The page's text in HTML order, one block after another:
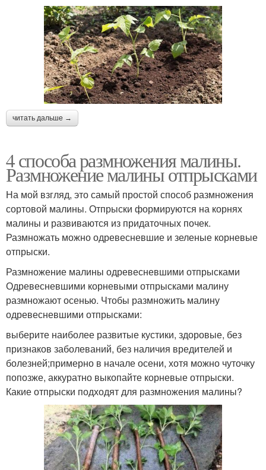
читать дальше →
4 способа размножения малины.
Размножение малины отпрысками
На мой взгляд, это самый простой способ размножения
сортовой малины. Отпрыски формируются на корнях
малины и развиваются из придаточных почек.
Размножать можно одревесневшие и зеленые корневые
отпрыски.
Размножение малины одревесневшими отпрысками
Одревесневшими корневыми отпрысками малину
размножают осенью. Чтобы размножить малину
одревесневшими отпрысками:
выберите наиболее развитые кустики, здоровые, без
признаков заболеваний, без наличия вредителей и
болезней;примерно в начале осени, хотя можно чуточку
попозже, аккуратно выкопайте корневые отпрыски.
Какие отпрыски подходят для размножения малины?